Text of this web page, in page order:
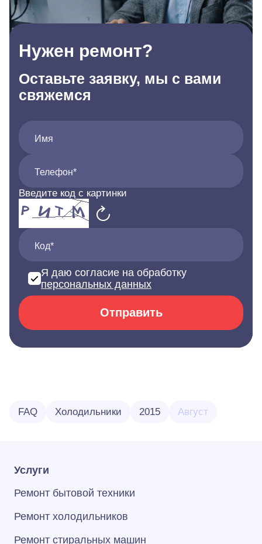
Нужен ремонт?
Оставьте заявку, мы с вами
свяжемся
Имя
Телефон*
Введите код с картинки
Код*
Я даю согласие на обработку
персональных данных
Отправить
FAQ Холодильники 2015 Август
Услуги
Ремонт бытовой техники
Ремонт холодильников
Ремонт стиральных машин